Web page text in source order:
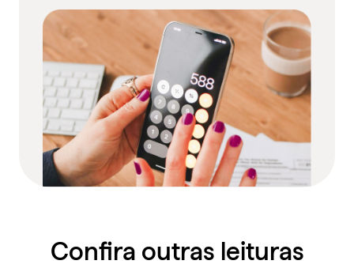
Confira outras leituras